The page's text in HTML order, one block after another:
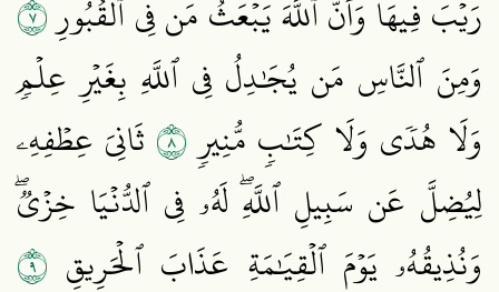
رَيۡبَ فِيهَا وَأَنَّ ٱللَّهَ يَبۡعَثُ مَن فِي ٱلۡقُبُورِ٧
وَمِنَ ٱلنَّاسِ مَن يُجَٰدِلُ فِي ٱللَّهِ بِغَيۡرِ عِلۡمٖ
وَلَا هُدٗى وَلَا كِتَٰبٖ مُّنِيرٖ٨ ثَانِيَ عِطۡفِهِۦ
لِيُضِلَّ عَن سَبِيلِ ٱللَّهِۖ لَهُۥ فِي ٱلدُّنۡيَا خِزۡيٞۖ
وَنُذِيقُهُۥ يَوۡمَ ٱلۡقِيَٰمَةِ عَذَابَ ٱلۡحَرِيقِ ٩